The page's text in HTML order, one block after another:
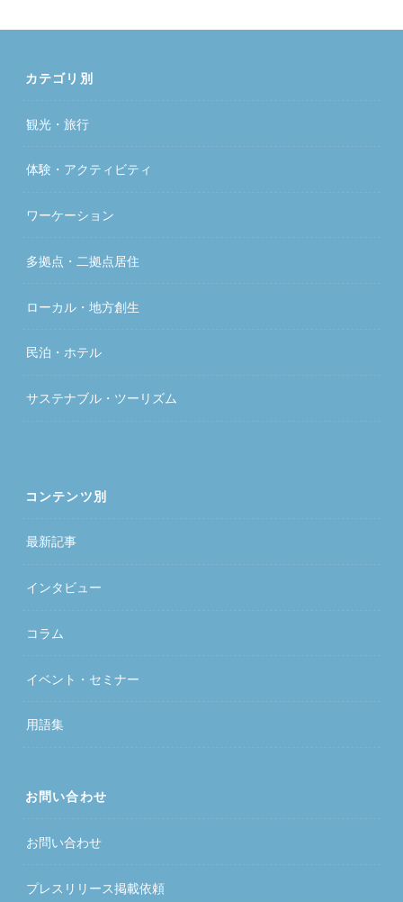
カテゴリ別
観光・旅行
体験・アクティビティ
ワーケーション
多拠点・二拠点居住
ローカル・地方創生
民泊・ホテル
サステナブル・ツーリズム
コンテンツ別
最新記事
インタビュー
コラム
イベント・セミナー
用語集
お問い合わせ
お問い合わせ
プレスリリース掲載依頼